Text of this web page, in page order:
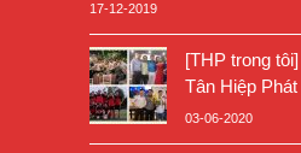
17-12-2019
[THP trong
Tân Hiệp Phát
03-06-2020